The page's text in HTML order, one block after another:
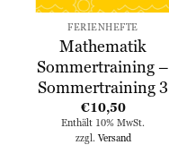
FERIENHEFTE
Mathematik
Sommertraining –
Sommertraining 3
€10,50
Enthält 10% MwSt.
zzgl. Versand